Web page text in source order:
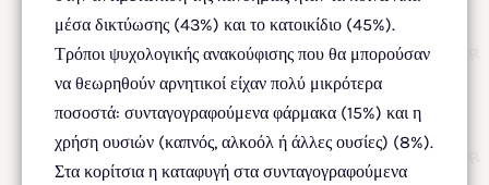
μέσα δικτύωσης (43%) και το κατοικίδιο (45%).
Τρόποι ψυχολογικής ανακούφισης που θα μπορούσαν
να θεωρηθούν αρνητικοί είχαν πολύ μικρότερα
ποσοστά: συνταγογραφούμενα φάρμακα (15%) και η
χρήση ουσιών (καπνός, αλκοόλ ή άλλες ουσίες) (8%).
Στα κορίτσια η καταφυγή στα συνταγογραφούμενα